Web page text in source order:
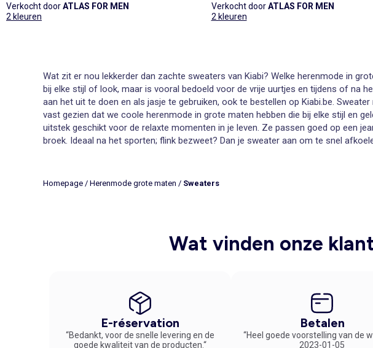
Verkocht doorATLAS FOR MEN
2 kleuren
Verkocht doorATLAS FOR MEN
2 kleuren
Wat zit er nou lekkerder dan zachte sweaters van Kiabi? Welke herenmode in
bij elke stijl of look, maar is vooral bedoeld voor de vrije uurtjes en tijdens of na
aan het uit te doen en als jasje te gebruiken, ook te bestellen op Kiabi.be.
vast gezien dat we coole herenmode in grote maten hebben die bij elke stijl en
uitstek geschikt voor de relaxte momenten in je leven. Ze passen goed op een
broek. Ideaal na het sporten; flink bezweet? Dan je sweater aan om te snel
die graag goed verzorgd en perfect gekleed voor de dag komen. Bestellen van
sweaters voor heren in grote maten die voldoen aan alle vooraarden: trendy,
Homepage / Herenmode grote maten / Sweaters
Wat vinden onze
E-réservation
“Bedankt, voor de snelle levering en de
goede kwaliteit van de producten.“
Betalen
“Heel goede voorstelling van de
2023-01-05